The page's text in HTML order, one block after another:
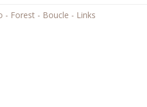
- Forest - Boucle - Links